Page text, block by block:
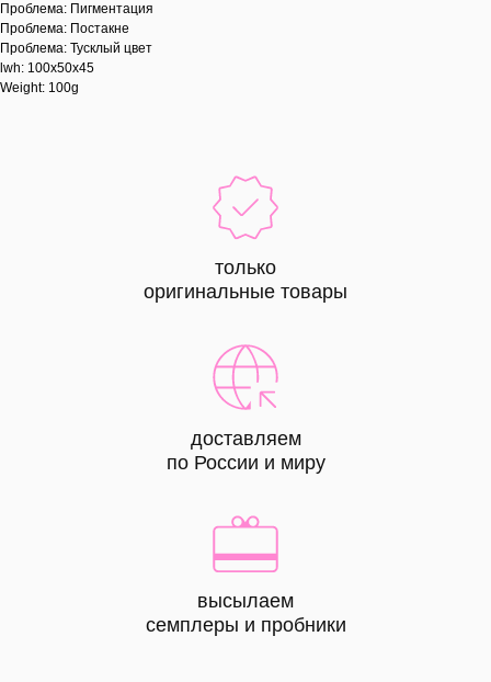
Проблема: Пигментация
Проблема: Постакне
Проблема: Тусклый цвет
lwh: 100x50x45
Weight: 100g
только
оригинальные товары
доставляем
по России и миру
высылаем
семплеры и пробники